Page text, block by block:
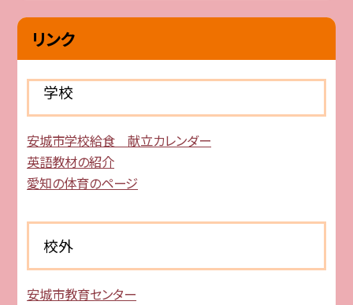
リンク
学校
安城市学校給食 献立カレンダー
英語教材の紹介
愛知の体育のページ
校外
安城市教育センター